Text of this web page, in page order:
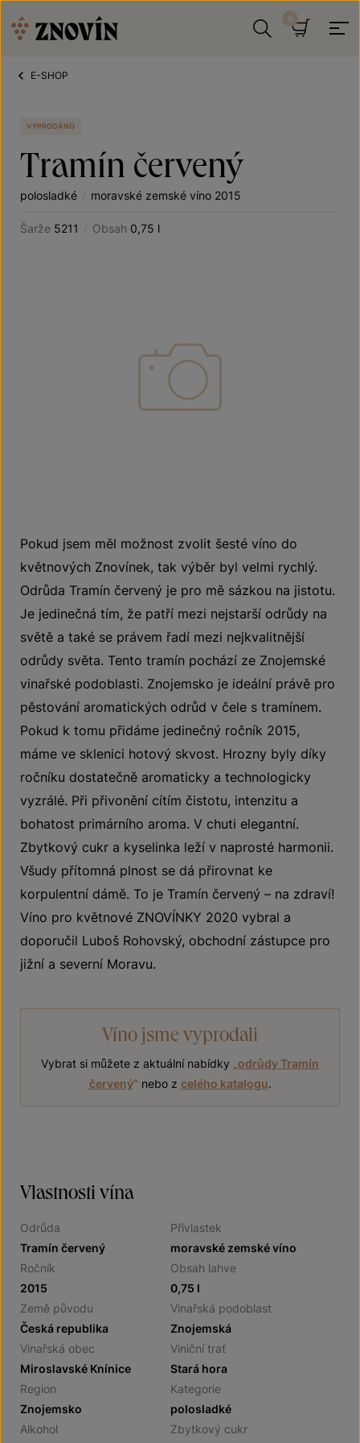
E-SHOP
VYPRODÁNO
Tramín červený
polosladké / moravské zemské víno 2015
Šarže 5211 / Obsah 0,75 l
Pokud jsem měl možnost zvolit šesté víno do
květnových Znovínek, tak výběr byl velmi rychlý.
Odrůda Tramín červený je pro mě sázkou na jistotu.
Je jedinečná tím, že patří mezi nejstarší odrůdy na
světě a také se právem řadí mezi nejkvalitnější
odrůdy světa. Tento tramín pochází ze Znojemské
vinařské podoblasti. Znojemsko je ideální právě pro
pěstování aromatických odrůd v čele s tramínem.
Pokud k tomu přidáme jedinečný ročník 2015,
máme ve sklenici hotový skvost. Hrozny byly díky
ročníku dostatečně aromaticky a technologicky
vyzrálé. Při přivonění cítím čistotu, intenzitu a
bohatost primárního aroma. V chuti elegantní.
Zbytkový cukr a kyselinka leží v naprosté harmonii.
Všudy přítomná plnost se dá přirovnat ke
korpulentní dámě. To je Tramín červený – na zdraví!
Víno pro květnové ZNOVÍNKY 2020 vybral a
doporučil Luboš Rohovský, obchodní zástupce pro
jižní a severní Moravu.
Víno jsme vyprodali
Vybrat si můžete z aktuální nabídky
odrůdy Tramín
červený“ nebo z celého katalogu.
Vlastnosti vína
Odrůda
Tramín červený
Přívlastek
moravské zemské víno
Ročník
2015
Obsah lahve
0,75 l
Země původu
Česká republika
Vinařská podoblast
Znojemská
Vinařská obec
Miroslavské Knínice
Viniční trať
Stará hora
Region
Znojemsko
Kategorie
polosladké
Alkohol
Zbytkový cukr